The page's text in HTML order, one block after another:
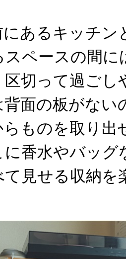
あるキッチン
スペースの間に
区切って過ごし
面の板がない
らものを取り
に香水やバッ
て見せる収納を